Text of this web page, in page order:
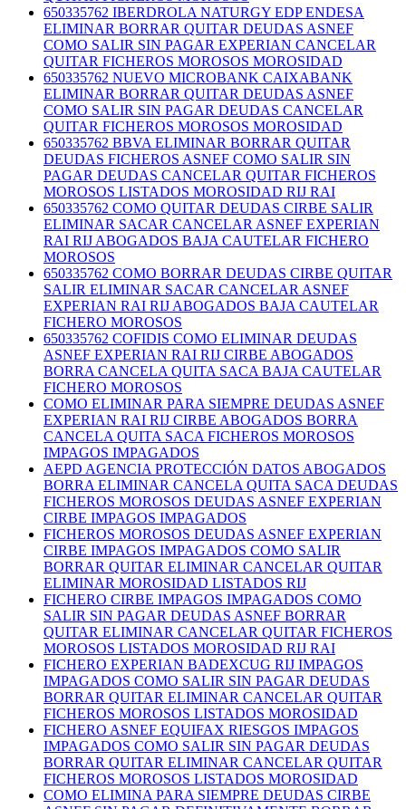
650335762 IBERDROLA NATURGY EDP ENDESA
ELIMINAR BORRAR QUITAR DEUDAS ASNEF
COMO SALIR SIN PAGAR EXPERIAN CANCELAR
QUITAR FICHEROS MOROSOS MOROSIDAD
650335762 NUEVO MICROBANK CAIXABANK
ELIMINAR BORRAR QUITAR DEUDAS ASNEF
COMO SALIR SIN PAGAR DEUDAS CANCELAR
QUITAR FICHEROS MOROSOS MOROSIDAD
650335762 BBVA ELIMINAR BORRAR QUITAR
DEUDAS FICHEROS ASNEF COMO SALIR SIN
PAGAR DEUDAS CANCELAR QUITAR FICHEROS
MOROSOS LISTADOS MOROSIDAD RIJ RAI
650335762 COMO QUITAR DEUDAS CIRBE SALIR
ELIMINAR SACAR CANCELAR ASNEF EXPERIAN
RAI RIJ ABOGADOS BAJA CAUTELAR FICHERO
MOROSOS
650335762 COMO BORRAR DEUDAS CIRBE QUITAR
SALIR ELIMINAR SACAR CANCELAR ASNEF
EXPERIAN RAI RIJ ABOGADOS BAJA CAUTELAR
FICHERO MOROSOS
650335762 COFIDIS COMO ELIMINAR DEUDAS
ASNEF EXPERIAN RAI RIJ CIRBE ABOGADOS
BORRA CANCELA QUITA SACA BAJA CAUTELAR
FICHERO MOROSOS
COMO ELIMINAR PARA SIEMPRE DEUDAS ASNEF
EXPERIAN RAI RIJ CIRBE ABOGADOS BORRA
CANCELA QUITA SACA FICHEROS MOROSOS
IMPAGOS IMPAGADOS
AEPD AGENCIA PROTECCIÓN DATOS ABOGADOS
BORRA ELIMINAR CANCELA QUITA SACA DEUDAS
FICHEROS MOROSOS DEUDAS ASNEF EXPERIAN
CIRBE IMPAGOS IMPAGADOS
FICHEROS MOROSOS DEUDAS ASNEF EXPERIAN
CIRBE IMPAGOS IMPAGADOS COMO SALIR
BORRAR QUITAR ELIMINAR CANCELAR QUITAR
ELIMINAR MOROSIDAD LISTADOS RIJ
FICHERO CIRBE IMPAGOS IMPAGADOS COMO
SALIR SIN PAGAR DEUDAS ASNEF BORRAR
QUITAR ELIMINAR CANCELAR QUITAR FICHEROS
MOROSOS LISTADOS MOROSIDAD RIJ RAI
FICHERO EXPERIAN BADEXCUG RIJ IMPAGOS
IMPAGADOS COMO SALIR SIN PAGAR DEUDAS
BORRAR QUITAR ELIMINAR CANCELAR QUITAR
FICHEROS MOROSOS LISTADOS MOROSIDAD
FICHERO ASNEF EQUIFAX RIESGOS IMPAGOS
IMPAGADOS COMO SALIR SIN PAGAR DEUDAS
BORRAR QUITAR ELIMINAR CANCELAR QUITAR
FICHEROS MOROSOS LISTADOS MOROSIDAD
COMO ELIMINA PARA SIEMPRE DEUDAS CIRBE